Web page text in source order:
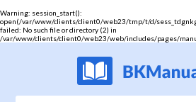
Warning: session_start():
open(/var/www/clients/client0/web23/tmp/t/d/
failed: No such file or directory (2) in
/var/www/clients/client0/web23/web/includes/pages/